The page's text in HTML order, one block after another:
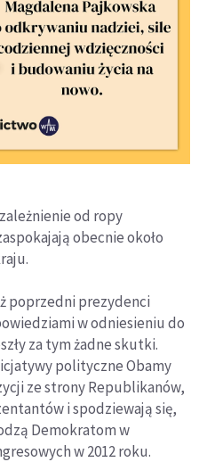
od ropy
obecnie około
poprzedni prezydenci
w odniesieniu do
za tym żadne skutki.
polityczne Obamy
ze strony Republikanów,
i spodziewają się,
Demokratom w
w 2012 roku.